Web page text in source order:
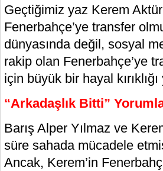
Geçtiğimiz yaz Kerem
Fenerbahçe’ye transfer
dünyasında değil, sosyal
rakip olan Fenerbahçe’ye
için büyük bir hayal kırıklığı
“Arkadaşlık Bitti”
Barış Alper Yılmaz ve
süre sahada mücadele
Ancak, Kerem’in